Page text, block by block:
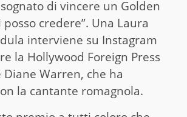
di vincere un Golden
credere”. Una Laura
interviene su Instagram
la Hollywood Foreign Press
Diane Warren, che ha
la cantante romagnola.